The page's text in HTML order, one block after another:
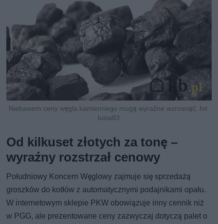
Niebawem ceny węgla kamiennego mogą wyraźne wzrosnąć, fot.
lusia83
Od kilkuset złotych za tonę –
wyraźny rozstrzał cenowy
Południowy Koncern Węglowy zajmuje się sprzedażą
groszków do kotłów z automatycznymi podajnikami opału.
W internetowym sklepie PKW obowiązuje inny cennik niż
w PGG, ale prezentowane ceny zazwyczaj dotyczą palet o